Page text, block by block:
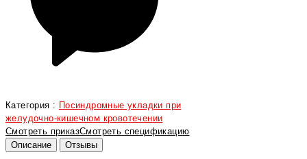
Категория : Посиндромные укладки при
желудочно-кишечном кровотечении
Смотреть приказСмотреть спецификацию
Описание
Отзывы